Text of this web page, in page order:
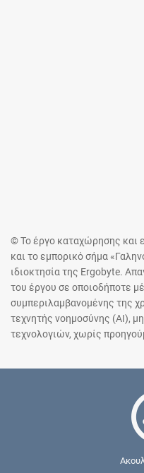
© Το έργο καταχώρησης και
και το εμπορικό σήμα
ιδιοκτησία της Ergobyte.
του έργου σε οποιοδήποτε
συμπεριλαμβανομένης της
τεχνητής νοημοσύνης (AI),
τεχνολογιών, χωρίς